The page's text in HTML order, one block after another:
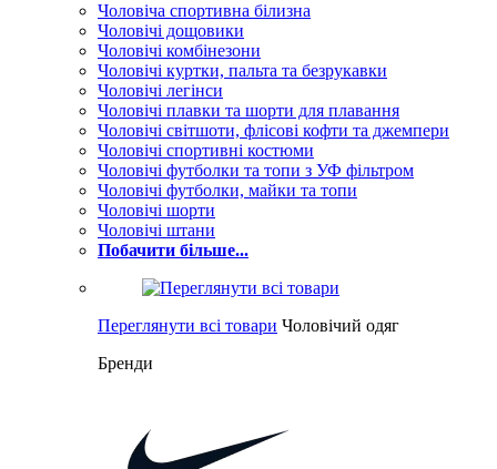
Чоловіча спортивна білизна
Чоловічі дощовики
Чоловічі комбінезони
Чоловічі куртки, пальта та безрукавки
Чоловічі легінси
Чоловічі плавки та шорти для плавання
Чоловічі світшоти, флісові кофти та джемпери
Чоловічі спортивні костюми
Чоловічі футболки та топи з УФ фільтром
Чоловічі футболки, майки та топи
Чоловічі шорти
Чоловічі штани
Побачити більше...
Переглянути всі товари Чоловічий одяг
Бренди